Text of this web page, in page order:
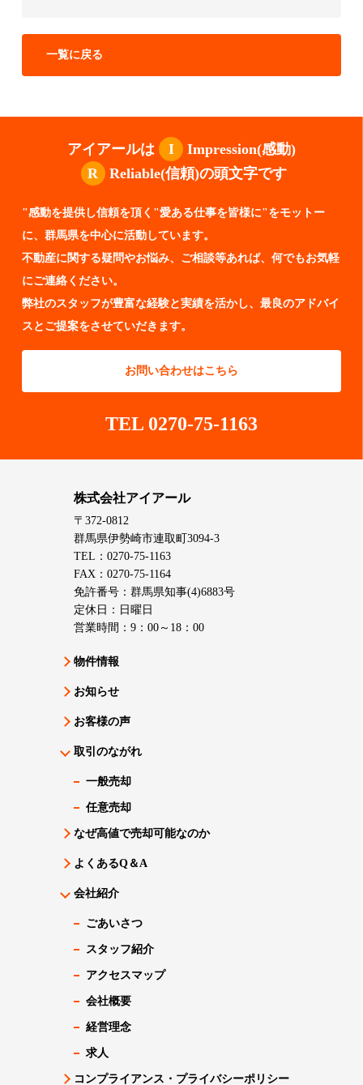
一覧に戻る
アイアールは I
Impression(感動)
R
Reliable(信頼)の頭文字です
"感動を提供し信頼を頂く"愛ある仕事を皆様に"をモットー
に、群馬県を中心に活動しています。
不動産に関する疑問やお悩み、ご相談等あれば、何でもお気軽
にご連絡ください。
弊社のスタッフが豊富な経験と実績を活かし、最良のアドバイ
スとご提案をさせていだきます。
お問い合わせはこちら
TEL 0270-75-1163
株式会社アイアール
〒372-0812
群馬県伊勢崎市連取町3094-3
TEL：0270-75-1163
FAX：0270-75-1164
免許番号：群馬県知事(4)6883号
定休日：日曜日
営業時間：9：00～18：00
物件情報
お知らせ
お客様の声
取引のながれ
一般売却
任意売却
なぜ高値で売却可能なのか
よくあるQ＆A
会社紹介
ごあいさつ
スタッフ紹介
アクセスマップ
会社概要
経営理念
求人
コンプライアンス・プライバシーポリシー